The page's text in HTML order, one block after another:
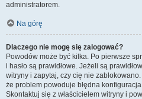
administratorem.
Na górę
Dlaczego nie mogę się zalogować?
Powodów może być kilka. Po pierwsze
i hasło są prawidłowe. Jeżeli są
witryny i zapytaj, czy cię nie
że problem powoduje błędna
Skontaktuj się z właścicielem witryny i